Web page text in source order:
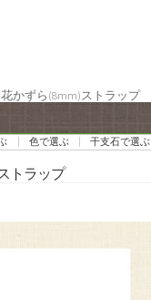
かずら(8mm)ストラップ
色で選ぶ 干支石で選ぶ
トラップ